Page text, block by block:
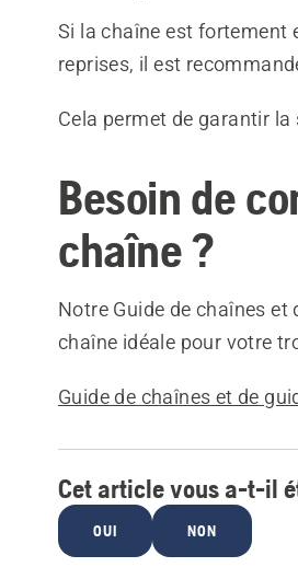
Si la chaîne est fortement
reprises, il est
Cela permet de garantir
Besoin de
chaîne ?
Notre Guide de chaînes
chaîne idéale pour votre
Guide de chaînes et de
Cet article vous a-t-il
OUI NON